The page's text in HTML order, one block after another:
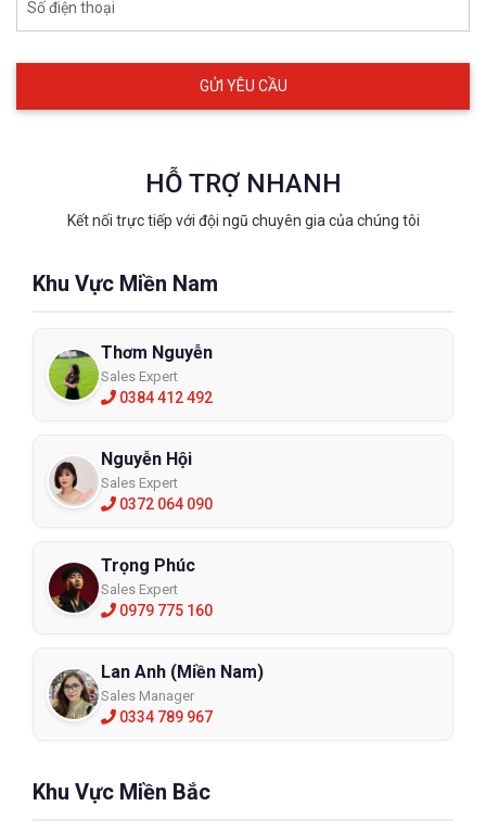
thêm các thông tin chi tiết và được tư vấn rõ hơn vui lòng liên
Số điện thoại
HỖ TRỢ NHANH
Kết nối trực tiếp với đội ngũ chuyên gia của chúng tôi
Khu Vực Miền Nam
Thơm Nguyễn
Sales Expert
0384 412 492
Nguyễn Hội
Sales Expert
0372 064 090
Trọng Phúc
Sales Expert
0979 775 160
Lan Anh (Miền Nam)
Sales Manager
0334 789 967
Khu Vực Miền Bắc